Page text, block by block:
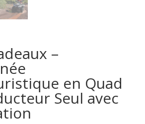
–
en Quad
Seul avec